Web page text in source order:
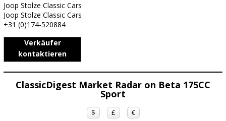
Joop Stolze Classic Cars
Joop Stolze Classic Cars
+31 (0)174-520884
Verkäufer
kontaktieren
ClassicDigest Market Radar on Beta 175CC
Sport
$ £ €